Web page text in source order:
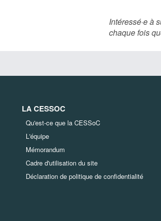
Intéressé·e à
chaque fois
LA CESSOC
Qu'est-ce que la CESSoC
L'équipe
Mémorandum
Cadre d'utilisation du site
Déclaration de politique de confidentialité